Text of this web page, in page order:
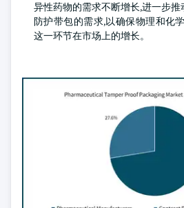
异性药物的需求不断增长,进一步
防护带包的需求,以确保物理和化
这一环节在市场上的增长。